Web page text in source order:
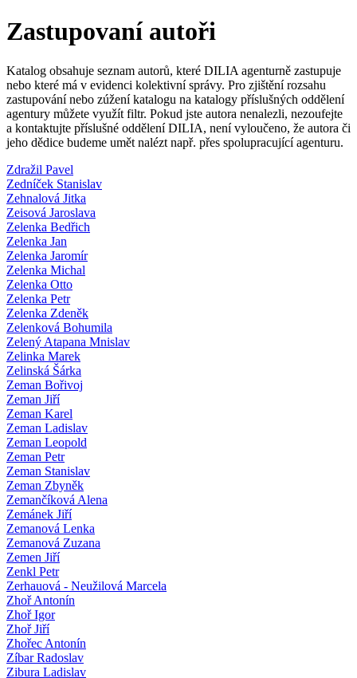
Zastupovaní autoři
Katalog obsahuje seznam autorů, které DILIA agenturně zastupuje
nebo které má v evidenci kolektivní správy. Pro zjištění rozsahu
zastupování nebo zúžení katalogu na katalogy příslušných oddělení
agentury můžete využít filtr. Pokud jste autora nenalezli, nezoufejte
a kontaktujte příslušné oddělení DILIA, není vyloučeno, že autora či
jeho dědice budeme umět nalézt např. přes spolupracující agenturu.
Zdražil Pavel
Zedníček Stanislav
Zehnalová Jitka
Zeisová Jaroslava
Zelenka Bedřich
Zelenka Jan
Zelenka Jaromír
Zelenka Michal
Zelenka Otto
Zelenka Petr
Zelenka Zdeněk
Zelenková Bohumila
Zelený Atapana Mnislav
Zelinka Marek
Zelinská Šárka
Zeman Bořivoj
Zeman Jiří
Zeman Karel
Zeman Ladislav
Zeman Leopold
Zeman Petr
Zeman Stanislav
Zeman Zbyněk
Zemančíková Alena
Zemánek Jiří
Zemanová Lenka
Zemanová Zuzana
Zemen Jiří
Zenkl Petr
Zerhauová - Neužilová Marcela
Zhoř Antonín
Zhoř Igor
Zhoř Jiří
Zhořec Antonín
Zíbar Radoslav
Zibura Ladislav